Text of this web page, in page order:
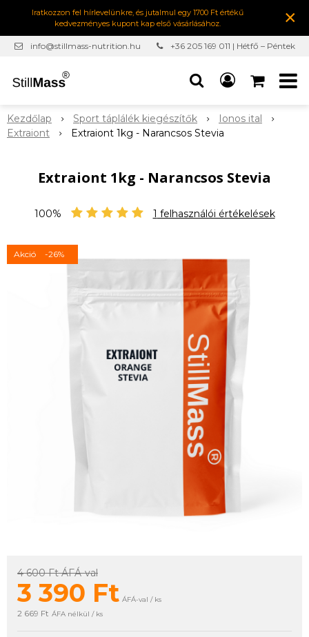
Iratkozzon fel hírlevelünkre, és jutalmul egy 1700 Ft értékű
kedvezményes kupont kap első vásárlásához.
×
info@stillmass-nutrition.hu
+36 205 169 011 | Hétfő – Péntek
Kezdőlap Sport táplálék kiegészítők
Ionos ital
Extraiont
Extraiont 1kg - Narancsos Stevia
Extraiont 1kg - Narancsos Stevia
100% 1 felhasználói értékelések
Akció -26%
4 600 FtÁFÁ-val
3 390 Ft ÁFÁ-val / ks
2 669 Ft ÁFA nélkül / ks